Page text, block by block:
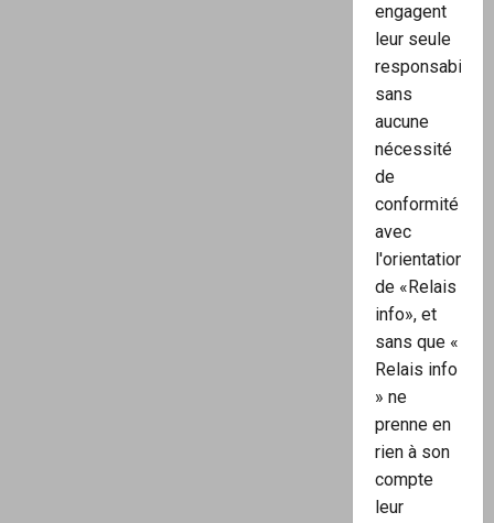
engagent
leur seule
responsabilité,
sans
aucune
nécessité
de
conformité
avec
l'orientation
de «Relais
info», et
sans que «
Relais info
» ne
prenne en
rien à son
compte
leur